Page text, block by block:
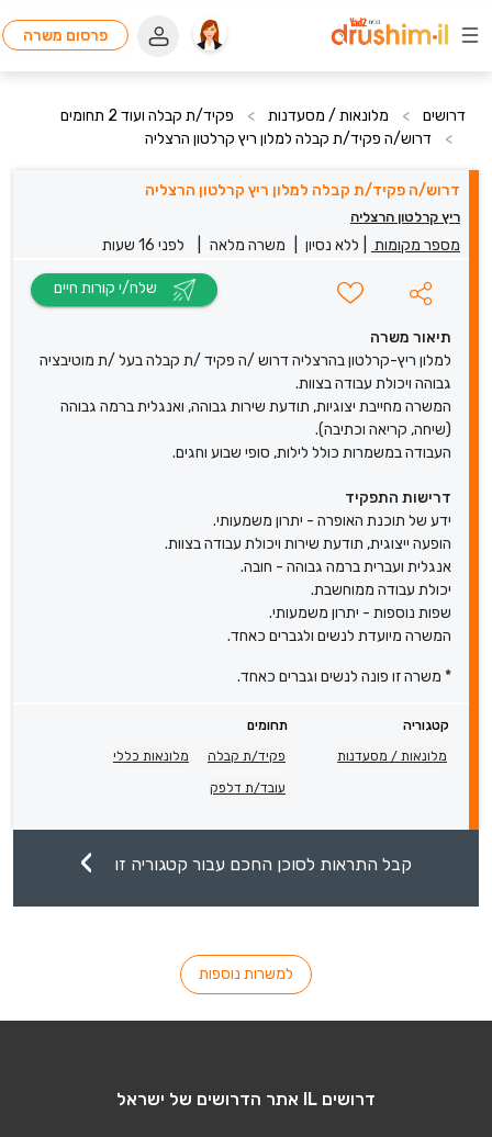
פרסום משרה
דרושים > מלונאות / מסעדנות >
פקיד/ת קבלה ועוד 2 תחומים
>
דרוש/ה פקיד/ת קבלה למלון ריץ קרלטון הרצליה
דרוש/ה פקיד/ת קבלה למלון ריץ קרלטון הרצליה
ריץ קרלטון הרצליה
מספר מקומות ללא נסיון משרה מלאה לפני 16 שעות
תיאור משרה
למלון ריץ-קרלטון בהרצליה דרוש /ה פקיד /ת קבלה בעל /ת מוטיבציה
גבוהה ויכולת עבודה בצוות.
המשרה מחייבת יצוגיות, תודעת שירות גבוהה, ואנגלית ברמה גבוהה
(שיחה, קריאה וכתיבה).
העבודה במשמרות כולל לילות, סופי שבוע וחגים.
דרישות התפקיד
ידע של תוכנת האופרה - יתרון משמעותי.
הופעה ייצוגית, תודעת שירות ויכולת עבודה בצוות.
אנגלית ועברית ברמה גבוהה - חובה.
יכולת עבודה ממוחשבת.
שפות נוספות - יתרון משמעותי.
המשרה מיועדת לנשים ולגברים כאחד.
* משרה זו פונה לנשים וגברים כאחד.
קטגוריה
תחומים
מלונאות / מסעדנות
פקיד/ת קבלה מלונאות כללי
עובד/ת דלפק
קבל התראות לסוכן החכם עבור קטגוריה זו
למשרות נוספות
דרושים IL אתר הדרושים של ישראל